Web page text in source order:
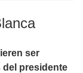
ser
del presidente